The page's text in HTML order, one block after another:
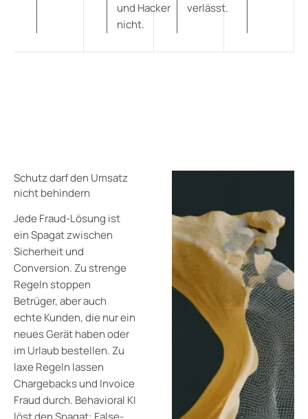
und Hacker
nicht.
verlässt.
Schutz darf den Umsatz
nicht behindern
Jede Fraud-Lösung ist
ein Spagat zwischen
Sicherheit und
Conversion. Zu strenge
Regeln stoppen
Betrüger, aber auch
echte Kunden, die nur ein
neues Gerät haben oder
im Urlaub bestellen. Zu
laxe Regeln lassen
Chargebacks und Invoice
Fraud durch. Behavioral KI